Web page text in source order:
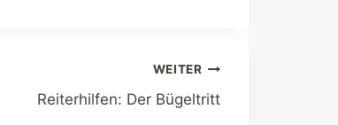
WEITER
Reiterhilfen: Der Bügeltritt